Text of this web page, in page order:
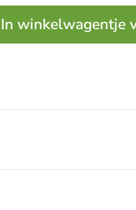
In winkelwagentje